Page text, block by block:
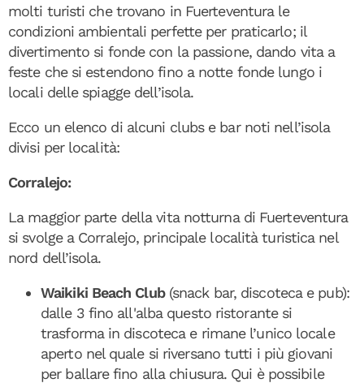
molti turisti che trovano in Fuerteventura le
condizioni ambientali perfette per praticarlo; il
divertimento si fonde con la passione, dando vita a
feste che si estendono fino a notte fonde lungo i
locali delle spiagge dell’isola.
Ecco un elenco di alcuni clubs e bar noti nell’isola
divisi per località:
Corralejo:
La maggior parte della vita notturna di Fuerteventura
si svolge a Corralejo, principale località turistica nel
nord dell’isola.
Waikiki Beach Club (snack bar, discoteca e pub):
dalle 3 fino all'alba questo ristorante si
trasforma in discoteca e rimane l’unico locale
aperto nel quale si riversano tutti i più giovani
per ballare fino alla chiusura. Qui è possibile